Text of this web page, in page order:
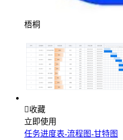
梧桐
收藏
立即使用
任务进度表-流程图-甘特图